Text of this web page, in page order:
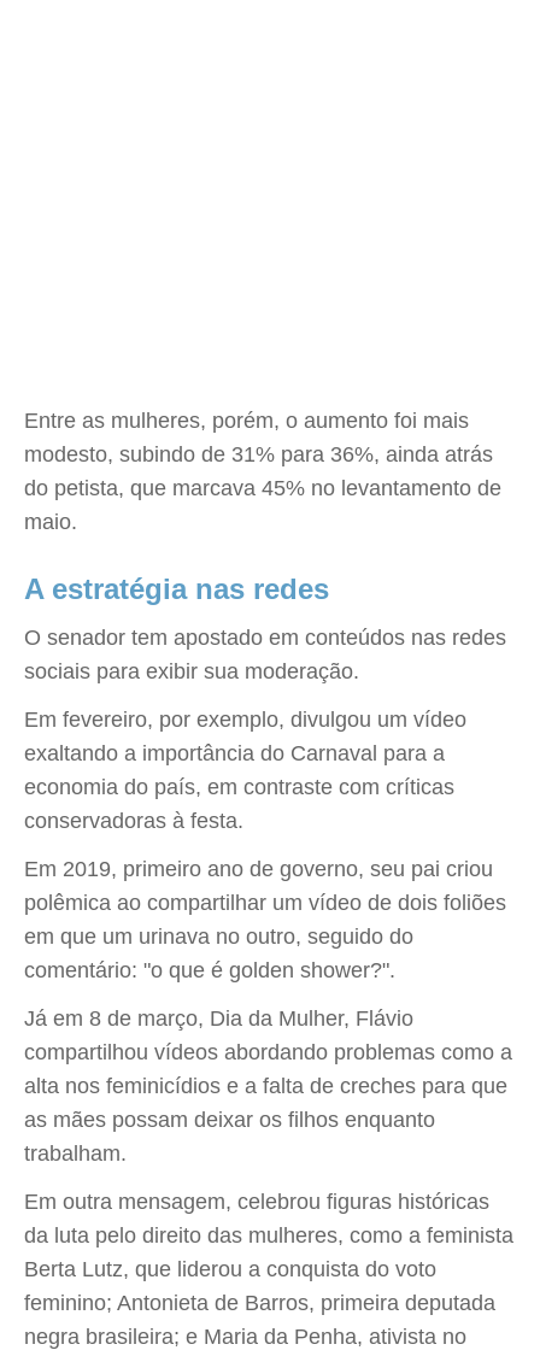
Entre as mulheres, porém, o aumento foi mais
modesto, subindo de 31% para 36%, ainda atrás
do petista, que marcava 45% no levantamento de
maio.
A estratégia nas redes
O senador tem apostado em conteúdos nas redes
sociais para exibir sua moderação.
Em fevereiro, por exemplo, divulgou um vídeo
exaltando a importância do Carnaval para a
economia do país, em contraste com críticas
conservadoras à festa.
Em 2019, primeiro ano de governo, seu pai criou
polêmica ao compartilhar um vídeo de dois foliões
em que um urinava no outro, seguido do
comentário: "o que é golden shower?".
Já em 8 de março, Dia da Mulher, Flávio
compartilhou vídeos abordando problemas como a
alta nos feminicídios e a falta de creches para que
as mães possam deixar os filhos enquanto
trabalham.
Em outra mensagem, celebrou figuras históricas
da luta pelo direito das mulheres, como a feminista
Berta Lutz, que liderou a conquista do voto
feminino; Antonieta de Barros, primeira deputada
negra brasileira; e Maria da Penha, ativista no